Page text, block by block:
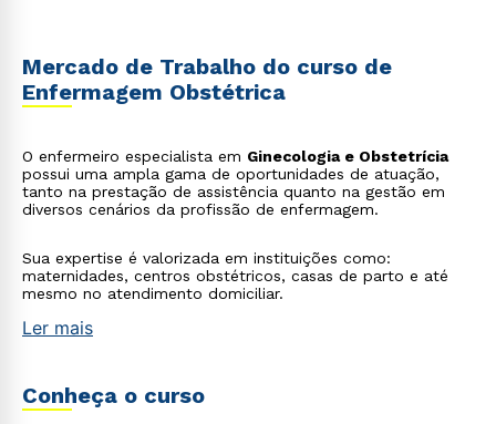
Mercado de Trabalho do curso de
Enfermagem Obstétrica
O enfermeiro especialista em Ginecologia e Obstetrícia
possui uma ampla gama de oportunidades de atuação,
tanto na prestação de assistência quanto na gestão em
diversos cenários da profissão de enfermagem.
Sua expertise é valorizada em instituições como:
maternidades, centros obstétricos, casas de parto e até
mesmo no atendimento domiciliar.
Ler mais
Conheça o curso